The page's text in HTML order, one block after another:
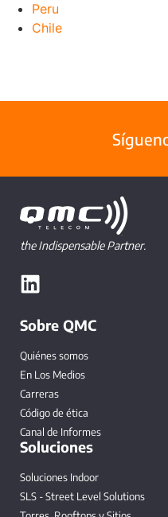
Peru
Chile
the Indispensable Partner.
Sobre QMC
Quiénes somos
En Los Medios
Carreras
Código de ética
Canal de Informes
Soluciones
Soluciones Indoor
SLS - Street Level Solutions